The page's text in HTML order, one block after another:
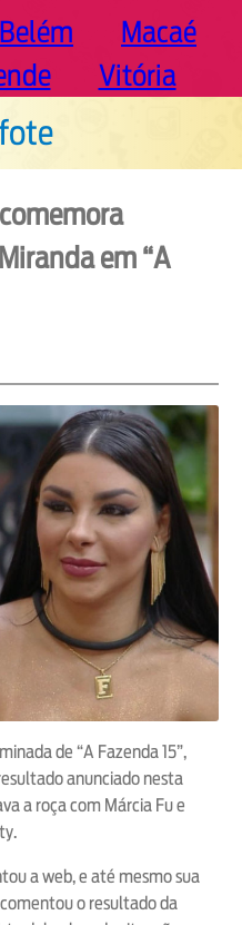
Belém
Macaé
Vitória
em “A
de “A Fazenda 15”,
anunciado nesta
a roça com Márcia Fu e
a web, e até mesmo sua
o resultado da